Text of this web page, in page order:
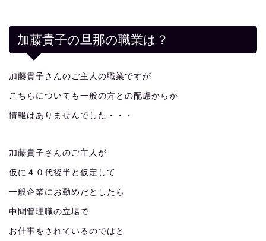
加藤貴子の旦那の職業は？
加藤貴子さんのご主人の職業ですが
こちらについても一般の方との配慮からか
情報はありませんでした・・・
加藤貴子さんのご主人が
仮に４０代後半と仮定して
一般企業にお勤めだとしたら
中間管理職の立場で
お仕事をされているのではと